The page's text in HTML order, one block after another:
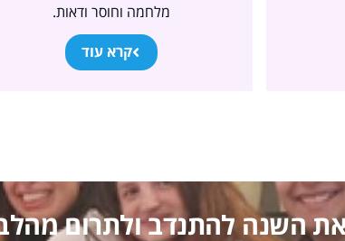
מלחמה וחוסר ודאות.
קרא עוד
את השנה להתנדב ולתרום